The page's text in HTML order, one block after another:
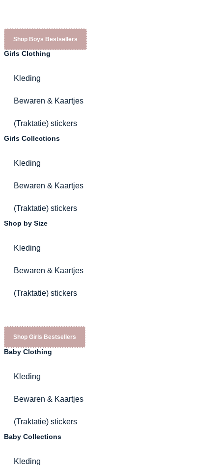
Shop Boys Bestsellers
Girls Clothing
Kleding
Bewaren & Kaartjes
(Traktatie) stickers
Girls Collections
Kleding
Bewaren & Kaartjes
(Traktatie) stickers
Shop by Size
Kleding
Bewaren & Kaartjes
(Traktatie) stickers
Shop Girls Bestsellers
Baby Clothing
Kleding
Bewaren & Kaartjes
(Traktatie) stickers
Baby Collections
Kleding